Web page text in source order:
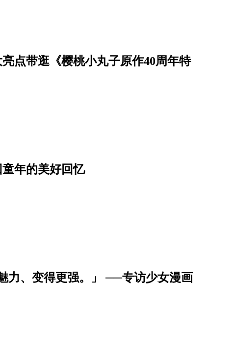
点带逛《樱桃小丸子原作40周年特
年的美好回忆
力、变得更强。」 ──专访少女漫画